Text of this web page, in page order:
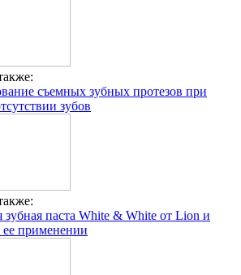
съемных зубных протезов при
зубов
зубная паста White & White от Lion и
применении